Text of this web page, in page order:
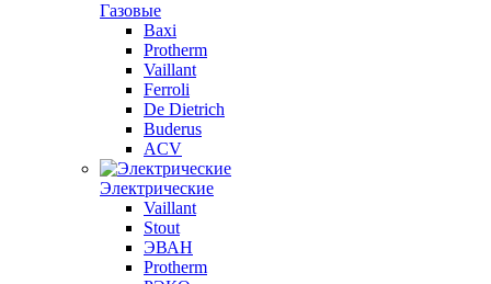
Газовые
Baxi
Protherm
Vaillant
Ferroli
De Dietrich
Buderus
ACV
Электрические
Vaillant
Stout
ЭВАН
Protherm